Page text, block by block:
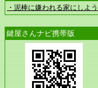
・泥棒に嫌われる家にしよう
鍵屋さんナビ携帯版